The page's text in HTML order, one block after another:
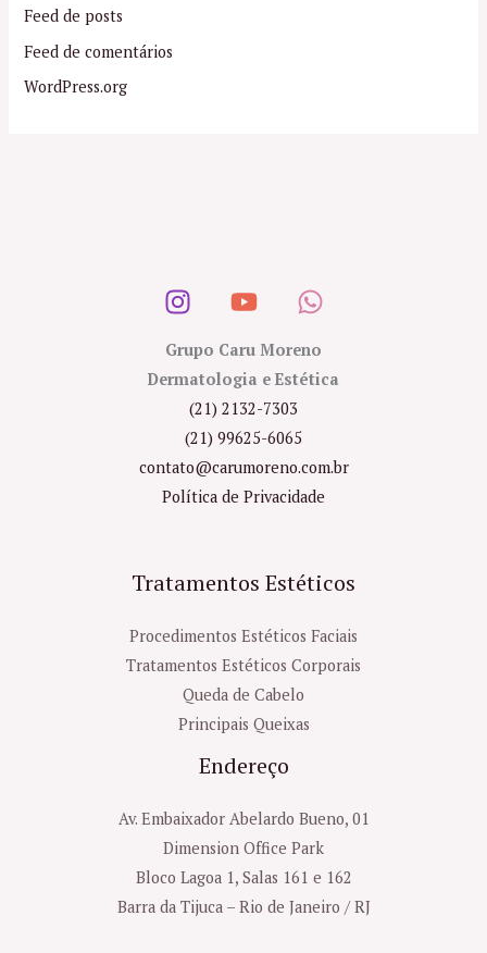
Feed de posts
Feed de comentários
WordPress.org
Grupo Caru Moreno
Dermatologia e Estética
(21) 2132-7303
(21) 99625-6065
contato@carumoreno.com.br
Política de Privacidade
Tratamentos Estéticos
Procedimentos Estéticos Faciais
Tratamentos Estéticos Corporais
Queda de Cabelo
Principais Queixas
Endereço
Av. Embaixador Abelardo Bueno, 01
Dimension Office Park
Bloco Lagoa 1, Salas 161 e 162
Barra da Tijuca – Rio de Janeiro / RJ